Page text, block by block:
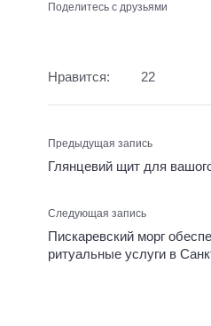
Поделитесь с друзьями
Нравится: 22
Предыдущая запись
Глянцевий щит для
Следующая запись
Пискаревский морг
ритуальные услуги в